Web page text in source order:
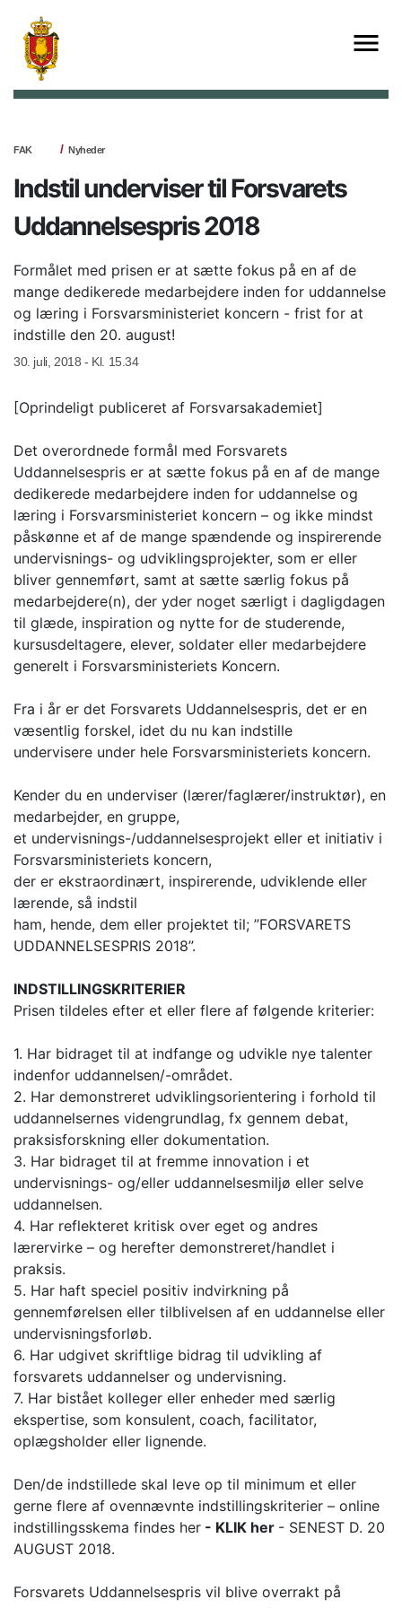
FAK Nyheder
Indstil underviser til Forsvarets
Uddannelsespris 2018
Formålet med prisen er at sætte fokus på en af de
mange dedikerede medarbejdere inden for uddannelse
og læring i Forsvarsministeriet koncern - frist for at
indstille den 20. august!
30. juli, 2018 - Kl. 15.34
[Oprindeligt publiceret af Forsvarsakademiet]
Det overordnede formål med Forsvarets
Uddannelsespris er at sætte fokus på en af de mange
dedikerede medarbejdere inden for uddannelse og
læring i Forsvarsministeriet koncern – og ikke mindst
påskønne et af de mange spændende og inspirerende
undervisnings- og udviklingsprojekter, som er eller
bliver gennemført, samt at sætte særlig fokus på
medarbejdere(n), der yder noget særligt i dagligdagen
til glæde, inspiration og nytte for de studerende,
kursusdeltagere, elever, soldater eller medarbejdere
generelt i Forsvarsministeriets Koncern.
Fra i år er det Forsvarets Uddannelsespris, det er en
væsentlig forskel, idet du nu kan indstille
undervisere under hele Forsvarsministeriets koncern.
Kender du en underviser (lærer/faglærer/instruktør), en
medarbejder, en gruppe,
et undervisnings-/uddannelsesprojekt eller et initiativ i
Forsvarsministeriets koncern,
der er ekstraordinært, inspirerende, udviklende eller
lærende, så indstil
ham, hende, dem eller projektet til; ”FORSVARETS
UDDANNELSESPRIS 2018”.
INDSTILLINGSKRITERIER
Prisen tildeles efter et eller flere af følgende kriterier:
1. Har bidraget til at indfange og udvikle nye talenter
indenfor uddannelsen/-området.
2. Har demonstreret udviklingsorientering i forhold til
uddannelsernes videngrundlag, fx gennem debat,
praksisforskning eller dokumentation.
3. Har bidraget til at fremme innovation i et
undervisnings- og/eller uddannelsesmiljø eller selve
uddannelsen.
4. Har reflekteret kritisk over eget og andres
lærervirke – og herefter demonstreret/handlet i
praksis.
5. Har haft speciel positiv indvirkning på
gennemførelsen eller tilblivelsen af en uddannelse eller
undervisningsforløb.
6. Har udgivet skriftlige bidrag til udvikling af
forsvarets uddannelser og undervisning.
7. Har bistået kolleger eller enheder med særlig
ekspertise, som konsulent, coach, facilitator,
oplægsholder eller lignende.
Den/de indstillede skal leve op til minimum et eller
gerne flere af ovennævnte indstillingskriterier – online
indstillingsskema findes her - KLIK her - SENEST D. 20
AUGUST 2018.
Forsvarets Uddannelsespris vil blive overrakt på